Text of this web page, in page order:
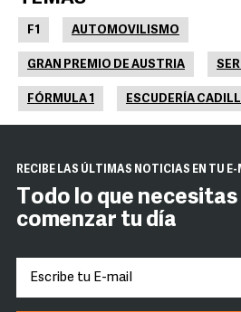
F1 AUTOMOVILISMO
GRAN PREMIO DE AUSTRIA
FÓRMULA 1 ESCUDERÍA
RECIBE LAS ÚLTIMAS NOTICIAS EN TU
Todo lo que
comenzar tu día